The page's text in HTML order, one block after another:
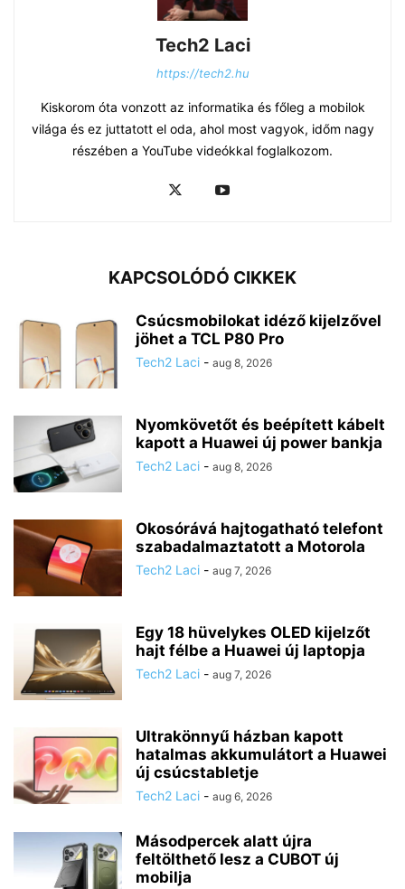
Tech2 Laci
https://tech2.hu
Kiskorom óta vonzott az informatika és főleg a mobilok
világa és ez juttatott el oda, ahol most vagyok, időm nagy
részében a YouTube videókkal foglalkozom.
KAPCSOLÓDÓ CIKKEK
Csúcsmobilokat idéző kijelzővel
jöhet a TCL P80 Pro
Tech2 Laci - aug 8, 2026
Nyomkövetőt és beépített kábelt
kapott a Huawei új power bankja
Tech2 Laci - aug 8, 2026
Okosórává hajtogatható telefont
szabadalmaztatott a Motorola
Tech2 Laci - aug 7, 2026
Egy 18 hüvelykes OLED kijelzőt
hajt félbe a Huawei új laptopja
Tech2 Laci - aug 7, 2026
Ultrakönnyű házban kapott
hatalmas akkumulátort a Huawei
új csúcstabletje
Tech2 Laci - aug 6, 2026
Másodpercek alatt újra
feltölthető lesz a CUBOT új
mobilja